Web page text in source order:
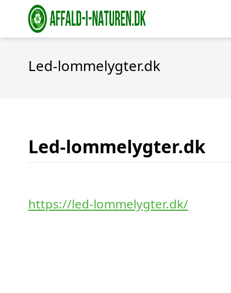
Led-lommelygter.dk
Led-lommelygter.dk
https://led-lommelygter.dk/